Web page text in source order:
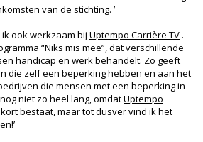
van de stichting. ’
ook werkzaam bij Uptempo Carrière TV .
“Niks mis mee”, dat verschillende
handicap en werk behandelt. Zo geeft
die zelf een beperking hebben en aan het
die mensen met een beperking in
niet zo heel lang, omdatUptempo
bestaat, maar tot dusver vind ik het